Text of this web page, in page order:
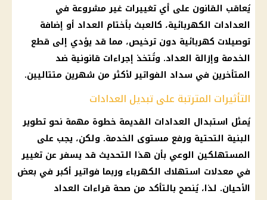
يُعاقب القانون على أي تغييرات غير مشروعة في
العدادات الكهربائية، كالعبث بأختام العداد أو إضافة
توصيلات كهربائية دون ترخيص، مما قد يؤدي إلى قطع
الخدمة وإزالة العداد. وتُتخذ إجراءات قانونية ضد
المتأخرين في سداد الفواتير لأكثر من شهرين متتاليين.
التأثيرات المترتبة على تبديل العدادات
يُمثل استبدال العدادات القديمة خطوة مهمة نحو تطوير
البنية التحتية ورفع مستوى الخدمة. ولكن، يجب على
المستهلكين الوعي بأن هذا التحديث قد يسفر عن تغيير
في معدلات استهلاك الكهرباء وربما فواتير أكبر في بعض
الأحيان. لذا، يُنصح بالتأكد من صحة قراءات العداد